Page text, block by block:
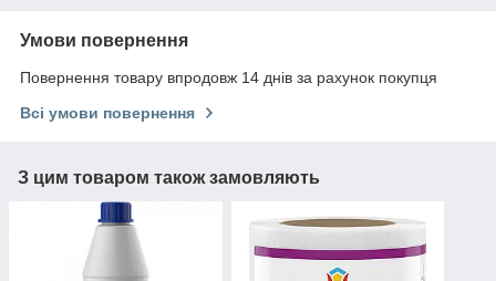
Умови повернення
Повернення товару впродовж 14 днів за рахунок покупця
Всі умови повернення
З цим товаром також замовляють